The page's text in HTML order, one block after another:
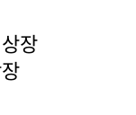
장